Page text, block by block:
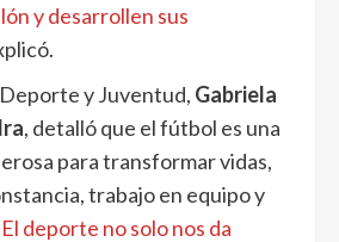
y desarrollen sus
y Juventud, Gabriela
, detalló que el fútbol es una
para transformar vidas,
trabajo en equipo y
deporte no solo nos da